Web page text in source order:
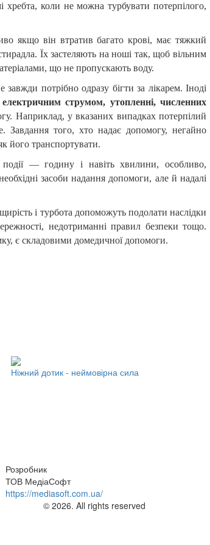
хребта, коли не можна турбувати потерпілого,
якщо він втратив багато крові, має тяжкий
Їх застеляють на ноші так, щоб вільним
що не пропускають воду.
потрібно одразу бігти за лікарем. Іноді
електричним струмом, утопленні, численних
Наприклад, у вказаних випадках потерпілий
Завдання того, хто надає допомогу, негайно
його транспортувати.
— годину і навіть хвилини, особливо,
засоби надання допомоги, але й надалі
і турбота допоможуть подолати наслідки
недотриманні правил безпеки тощо.
є складовими домедичної допомоги.
Ніжний дотик - неймовірна сила
Розробник
ТОВ МедіаСофт
https://mediasoft.com.ua/
© 2026. All rights reserved